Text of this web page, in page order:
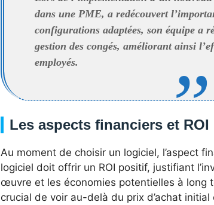
dans une PME, a redécouvert
configurations adaptées, son équipe a
gestion des congés, améliorant ainsi
employés.
Les aspects financiers et ROI
Au moment de choisir un logiciel, l’aspect
logiciel doit offrir un ROI positif, justifiant
œuvre et les économies potentielles à long
crucial de voir au-delà du prix d’achat